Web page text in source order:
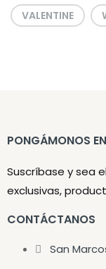
VALENTINE
PONGÁMONOS
Suscríbase y sea
exclusivas,
CONTÁCTANOS
San